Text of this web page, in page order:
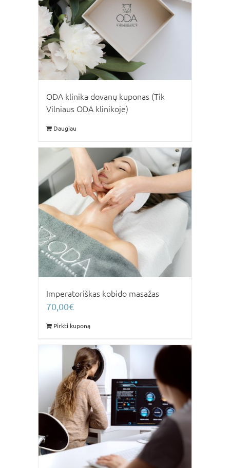
ODA klinika dovanų kuponas (Tik
Vilniaus ODA klinikoje)
Daugiau
Imperatoriškas kobido masažas
70,00€
Pirkti kuponą